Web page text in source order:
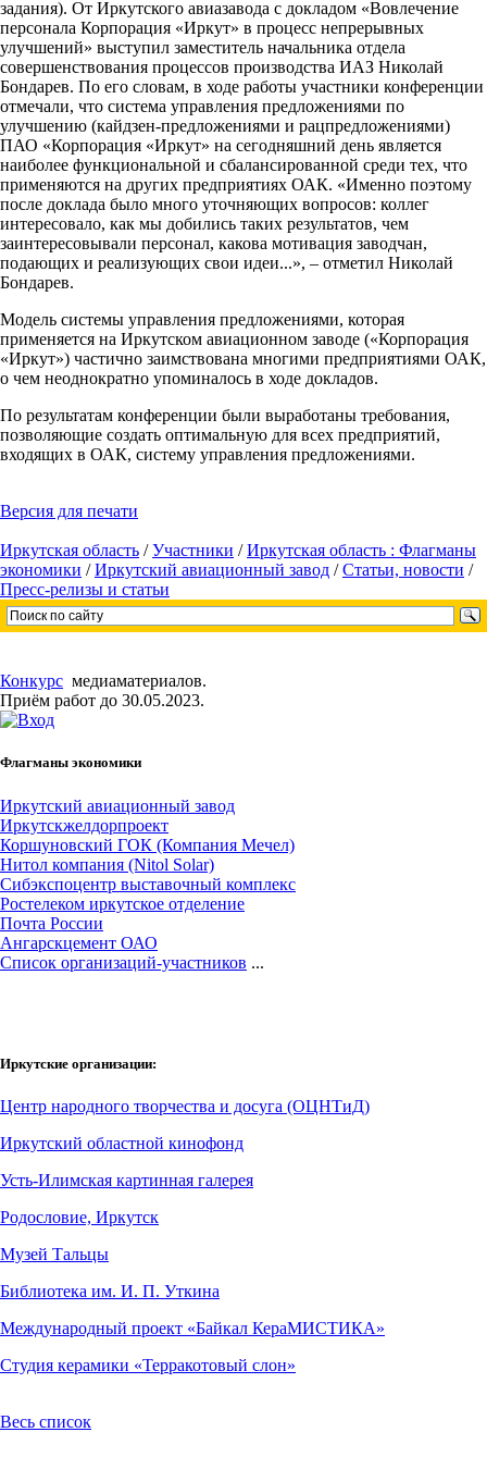
задания). От Иркутского авиазавода с докладом «Вовлечение
персонала Корпорация «Иркут» в процесс непрерывных
улучшений» выступил заместитель начальника отдела
совершенствования процессов производства ИАЗ Николай
Бондарев. По его словам, в ходе работы участники конференции
отмечали, что система управления предложениями по
улучшению (кайдзен-предложениями и рацпредложениями)
ПАО «Корпорация «Иркут» на сегодняшний день является
наиболее функциональной и сбалансированной среди тех, что
применяются на других предприятиях ОАК. «Именно поэтому
после доклада было много уточняющих вопросов: коллег
интересовало, как мы добились таких результатов, чем
заинтересовывали персонал, какова мотивация заводчан,
подающих и реализующих свои идеи...», – отметил Николай
Бондарев.
Модель системы управления предложениями, которая
применяется на Иркутском авиационном заводе («Корпорация
«Иркут») частично заимствована многими предприятиями ОАК,
о чем неоднократно упоминалось в ходе докладов.
По результатам конференции были выработаны требования,
позволяющие создать оптимальную для всех предприятий,
входящих в ОАК, систему управления предложениями.
Версия для печати
Иркутская область /Участники /Иркутская область : Флагманы
экономики /Иркутский авиационный завод /Статьи, новости /
Пресс-релизы и статьи
Конкурс медиаматериалов.
Приём работ до 30.05.2023.
Флагманы экономики
Иркутский авиационный завод
Иркутскжелдорпроект
Коршуновский ГОК (Компания Мечел)
Нитол компания (Nitol Solar)
Сибэкспоцентр выставочный комплекс
Ростелеком иркутское отделение
Почта России
Ангарскцемент ОАО
Cписок организаций-участников ...
Иркутские организации:
Центр народного творчества и досуга (ОЦНТиД)
Иркутский областной кинофонд
Усть-Илимская картинная галерея
Родословие, Иркутск
Музей Тальцы
Библиотека им. И. П. Уткина
Международный проект «Байкал КераМИСТИКА»
Студия керамики «Терракотовый слон»
Весь список